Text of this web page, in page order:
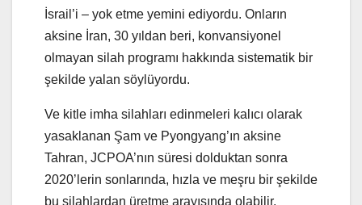
İsrail’i – yok etme yemini ediyordu. Onların
aksine İran, 30 yıldan beri, konvansiyonel
olmayan silah programı hakkında sistematik bir
şekilde yalan söylüyordu.
Ve kitle imha silahları edinmeleri kalıcı olarak
yasaklanan Şam ve Pyongyang’ın aksine
Tahran, JCPOA’nın süresi dolduktan sonra
2020’lerin sonlarında, hızla ve meşru bir şekilde
bu silahlardan üretme arayışında olabilir.